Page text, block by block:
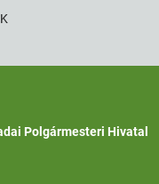
Polgármesteri Hivatal